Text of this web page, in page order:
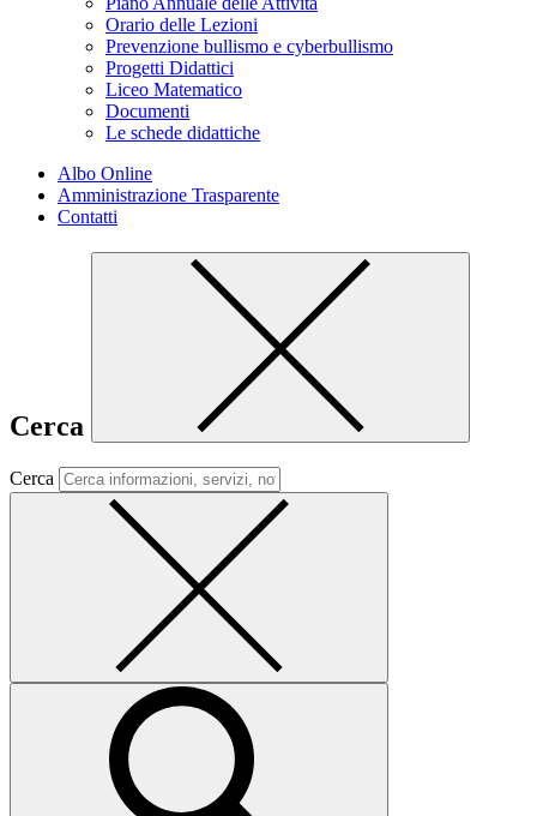
Orario delle Lezioni
Prevenzione bullismo e cyberbullismo
Progetti Didattici
Liceo Matematico
Documenti
Le schede didattiche
Albo Online
Amministrazione Trasparente
Contatti
Cerca
Cerca